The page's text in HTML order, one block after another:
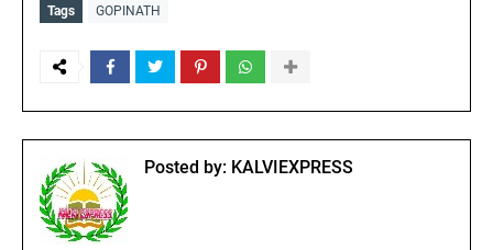
Tags GOPINATH
Posted by: KALVIEXPRESS